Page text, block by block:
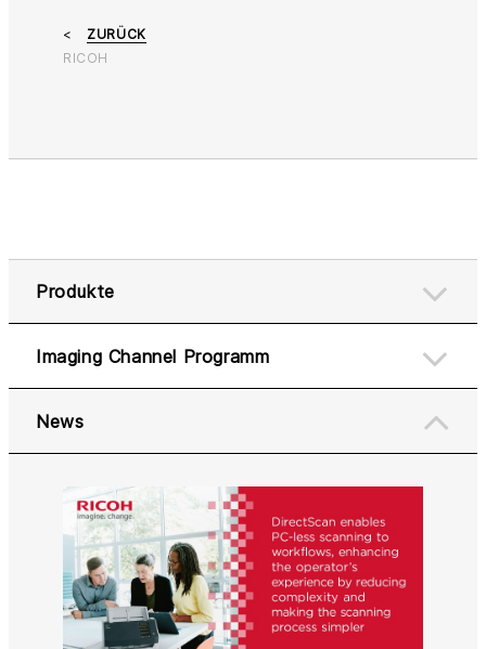
ZURÜCK
RICOH
Produkte
Imaging Channel Programm
News